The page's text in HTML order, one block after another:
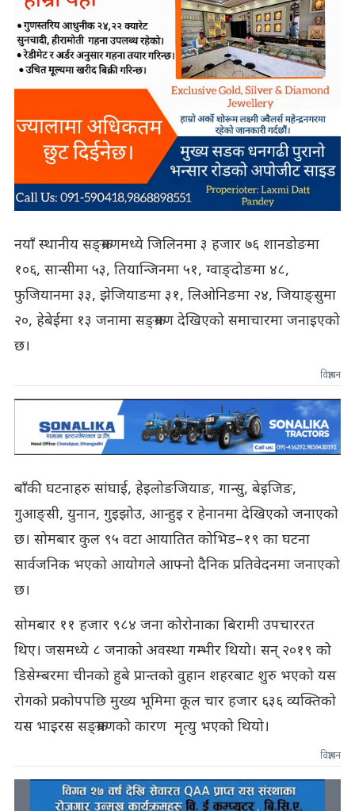
नयाँ स्थानीय सङ्क्रमणमध्ये जिलिनमा ३ हजार ७६ शानडोङमा
१०६, सान्सीमा ५३, तियान्जिनमा ५१, ग्वाङ्दोङमा ४८,
फुजियानमा ३३, झेजियाङमा ३१, लिओनिङमा २४, जियाङ्सुमा
२०, हेबेईमा १३ जनामा सङ्क्रमण देखिएको समाचारमा जनाइएको
छ।
विज्ञापन
बाँकी घटनाहरु सांघाई, हेइलोङजियाङ, गान्सु, बेइजिङ,
गुआङ्सी, युनान, गुइझोउ, आन्हुइ र हेनानमा देखिएको जनाएको
छ। सोमबार कुल ९५ वटा आयातित कोभिड–१९ का घटना
सार्वजनिक भएको आयोगले आफ्नो दैनिक प्रतिवेदनमा जनाएको
छ।
सोमबार ११ हजार ९८४ जना कोरोनाका बिरामी उपचाररत
थिए। जसमध्ये ८ जनाको अवस्था गम्भीर थियो। सन् २०१९ को
डिसेम्बरमा चीनको हुबे प्रान्तको वुहान शहरबाट शुरु भएको यस
रोगको प्रकोपपछि मुख्य भूमिमा कूल चार हजार ६३६ व्यक्तिको
यस भाइरस सङ्क्रमणको कारण मृत्यु भएको थियो।
विज्ञापन